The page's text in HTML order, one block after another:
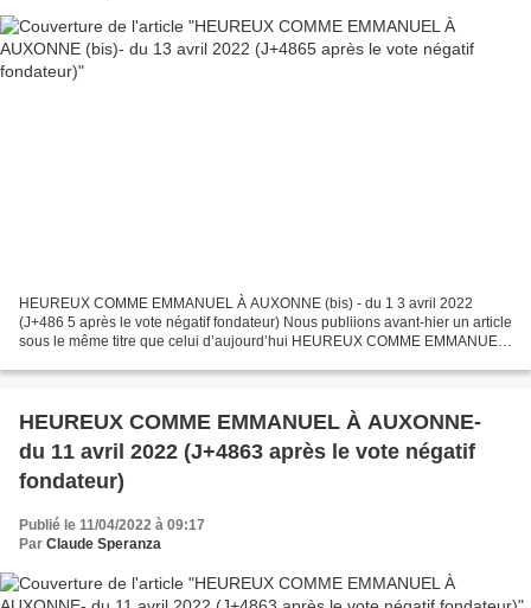
HEUREUX COMME EMMANUEL À AUXONNE (bis) - du 1 3 avril 2022
(J+486 5 après le vote négatif fondateur) Nous publiions avant-hier un article
sous le même titre que celui d’aujourd’hui HEUREUX COMME EMMANUEL
HEUREUX COMME EMMANUEL À AUXONNE-
du 11 avril 2022 (J+4863 après le vote négatif
fondateur)
Publié le 11/04/2022 à 09:17
Par Claude Speranza